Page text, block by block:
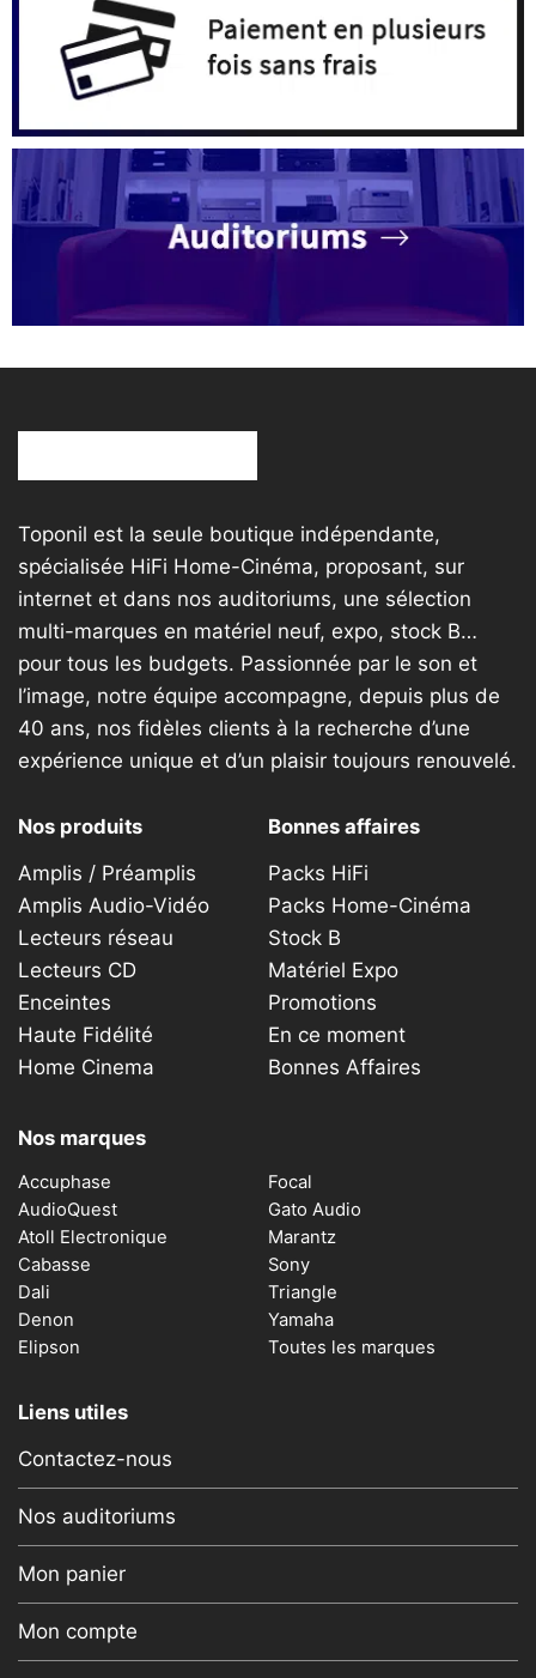
produit
Toponil est la seule boutique indépendante,
spécialisée HiFi Home-Cinéma, proposant, sur
internet et dans nos auditoriums, une sélection
multi-marques en matériel neuf, expo, stock B…
pour tous les budgets. Passionnée par le son et
l’image, notre équipe accompagne, depuis plus de
40 ans, nos fidèles clients à la recherche d’une
expérience unique et d’un plaisir toujours renouvelé.
Nos produits
Amplis / Préamplis
Amplis Audio-Vidéo
Lecteurs réseau
Lecteurs CD
Enceintes
Haute Fidélité
Home Cinema
Bonnes affaires
Packs HiFi
Packs Home-Cinéma
Stock B
Matériel Expo
Promotions
En ce moment
Bonnes Affaires
Nos marques
Accuphase
AudioQuest
Atoll Electronique
Cabasse
Dali
Denon
Elipson
Focal
Gato Audio
Marantz
Sony
Triangle
Yamaha
Toutes les marques
Liens utiles
Contactez-nous
Nos auditoriums
Mon panier
Mon compte